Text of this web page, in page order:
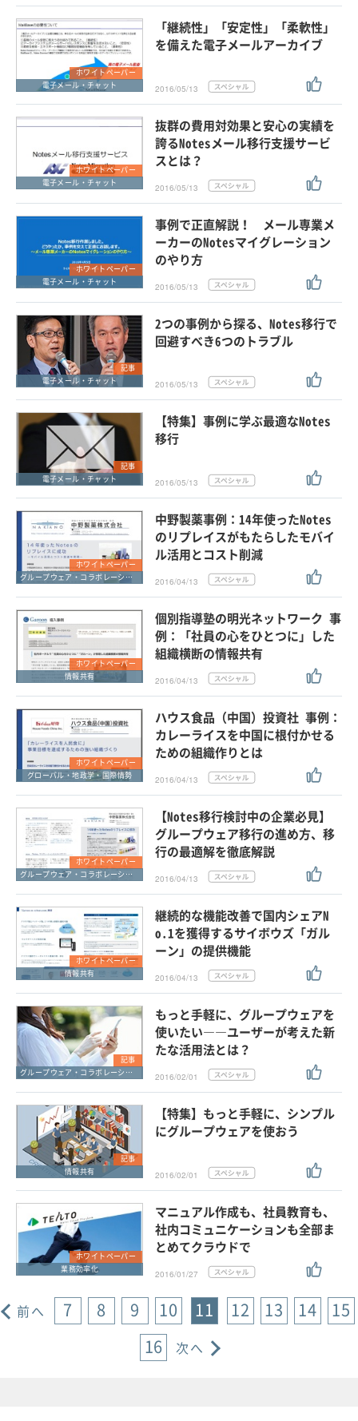
ホワイトペーパー
電子メール・チャット
「継続性」「安定性」「柔軟性」
を備えた電子メールアーカイブ
2016/05/13
ホワイトペーパー
電子メール・チャット
抜群の費用対効果と安心の実績を
誇るNotesメール移行支援サービ
スとは？
2016/05/13
ホワイトペーパー
電子メール・チャット
事例で正直解説！ メール専業メ
ーカーのNotesマイグレーション
のやり方
2016/05/13
記事
電子メール・チャット
2つの事例から探る、Notes移行で
回避すべき6つのトラブル
2016/05/13
記事
電子メール・チャット
【特集】事例に学ぶ最適なNotes
移行
2016/05/13
ホワイトペーパー
グループウェア・コラボレーション
中野製薬事例：14年使ったNotes
のリプレイスがもたらしたモバイ
ル活用とコスト削減
2016/04/13
ホワイトペーパー
情報共有
個別指導塾の明光ネットワーク 事
例：「社員の心をひとつに」した
組織横断の情報共有
2016/04/13
ホワイトペーパー
グローバル・地政学・国際情勢
ハウス食品（中国）投資社 事例：
カレーライスを中国に根付かせる
ための組織作りとは
2016/04/13
ホワイトペーパー
グループウェア・コラボレーション
【Notes移行検討中の企業必見】
グループウェア移行の進め方、移
行の最適解を徹底解説
2016/04/13
ホワイトペーパー
情報共有
継続的な機能改善で国内シェアN
o.1を獲得するサイボウズ「ガル
ーン」の提供機能
2016/04/13
記事
グループウェア・コラボレーション
もっと手軽に、グループウェアを
使いたい――ユーザーが考えた新
たな活用法とは？
2016/02/01
記事
情報共有
【特集】もっと手軽に、シンプル
にグループウェアを使おう
2016/02/01
ホワイトペーパー
業務効率化
マニュアル作成も、社員教育も、
社内コミュニケーションも全部ま
とめてクラウドで
2016/01/27
前へ 7 8 9 10 11 12 13 14
15
16
次へ